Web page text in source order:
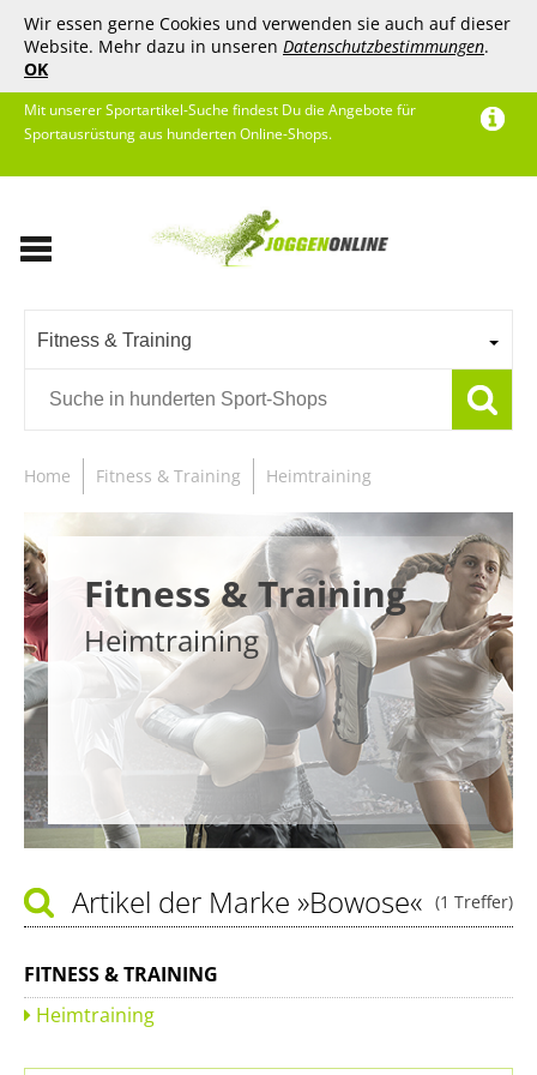
Wir essen gerne Cookies und verwenden sie auch auf dieser
Website. Mehr dazu in unseren Datenschutzbestimmungen.
OK
Mit unserer Sportartikel-Suche findest Du die Angebote für
Sportausrüstung aus hunderten Online-Shops.
Fitness & Training
Home Fitness & Training Heimtraining
Fitness & Training
Heimtraining
(1 Treffer)
Artikel der Marke »Bowose«
FITNESS & TRAINING
Heimtraining